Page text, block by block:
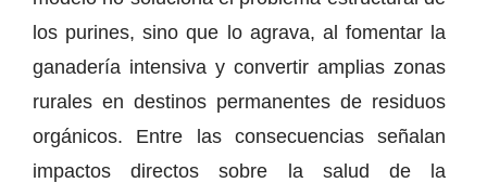
los purines, sino que lo agrava, al fomentar la
ganadería intensiva y convertir amplias zonas
rurales en destinos permanentes de residuos
orgánicos. Entre las consecuencias señalan
impactos directos sobre la salud de la